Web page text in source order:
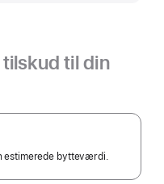
tilskud til din
estimerede bytteværdi.